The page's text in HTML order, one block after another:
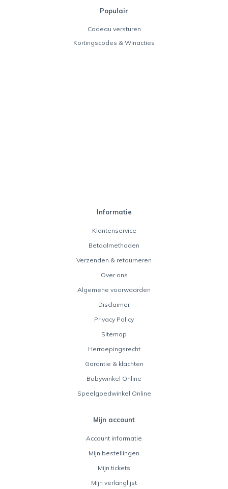
Populair
Cadeau versturen
Kortingscodes & Winacties
Informatie
Klantenservice
Betaalmethoden
Verzenden & retourneren
Over ons
Algemene voorwaarden
Disclaimer
Privacy Policy
Sitemap
Herroepingsrecht
Garantie & klachten
Babywinkel Online
Speelgoedwinkel Online
Mijn account
Account informatie
Mijn bestellingen
Mijn tickets
Mijn verlanglijst